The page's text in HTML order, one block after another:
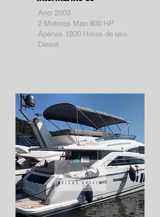
Ano: 2003
2 Motores Man 800 HP
Apenas 1300 Horas de uso
Diesel